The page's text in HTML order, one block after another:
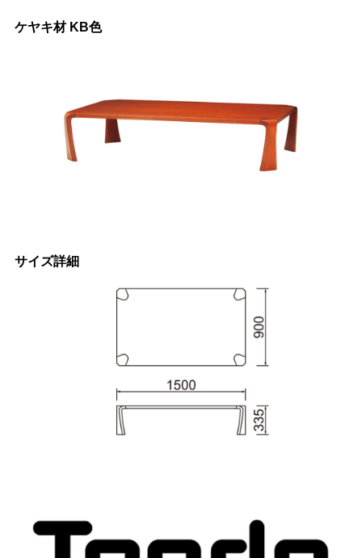
ケヤキ材 KB色
サイズ詳細